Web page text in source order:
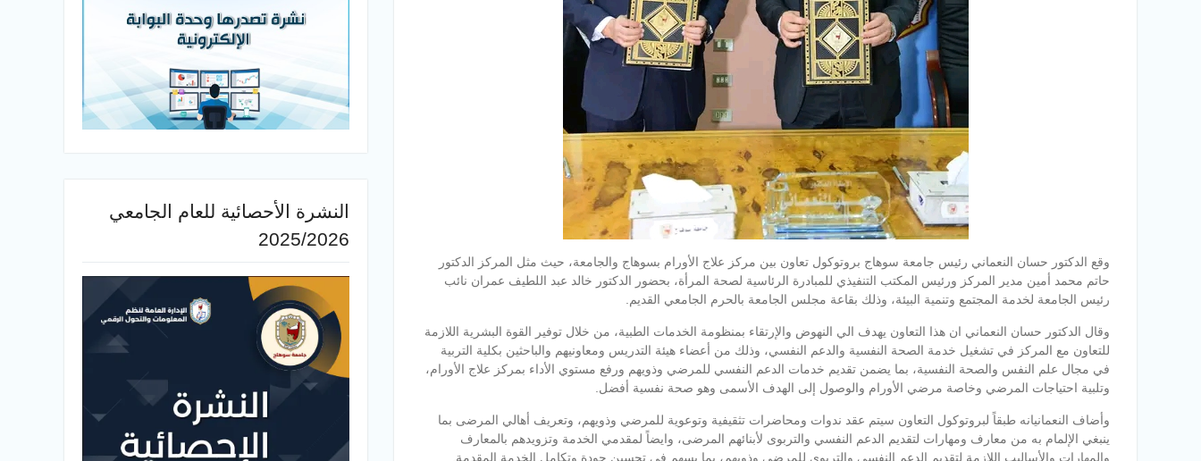
وقع الدكتور حسان النعماني رئيس جامعة سوهاج بروتوكول تعاون بين مركز علاج الأورام بسوهاج والجامعة، حيث مثل المركز الدكتور
حاتم محمد أمين مدير المركز ورئيس المكتب التنفيذي للمبادرة الرئاسية لصحة المرأة، بحضور الدكتور خالد عبد اللطيف عمران نائب
رئيس الجامعة لخدمة المجتمع وتنمية البيئة، وذلك بقاعة مجلس الجامعة بالحرم الجامعي القديم.
وقال الدكتور حسان النعماني ان هذا التعاون يهدف الي النهوض والإرتقاء بمنظومة الخدمات الطبية، من خلال توفير القوة البشرية اللازمة
للتعاون مع المركز في تشغيل خدمة الصحة النفسية والدعم النفسي، وذلك من أعضاء هيئة التدريس ومعاونيهم والباحثين بكلية التربية
في مجال علم النفس والصحة النفسية، بما يضمن تقديم خدمات الدعم النفسي للمرضي وذويهم ورفع مستوي الأداء بمركز علاج الأورام،
وتلبية احتياجات المرضي وخاصة مرضي الأورام والوصول إلى الهدف الأسمى وهو صحة نفسية أفضل.
وأضاف النعمانيانه طبقاً لبروتوكول التعاون سيتم عقد ندوات ومحاضرات تثقيفية وتوعوية للمرضي وذويهم، وتعريف أهالي المرضى بما
ينبغي الإلمام به من معارف ومهارات لتقديم الدعم النفسي والتربوى لأبنائهم المرضى، وايضاً لمقدمي الخدمة وتزويدهم بالمعارف
والمهارات والأساليب اللازمة لتقديم الدعم النفسي والتربوى للمرضى وذويهم، بما يسهم في تحسين جودة وتكامل الخدمة المقدمة.
النشرة الأحصائية للعام الجامعي
2025/2026